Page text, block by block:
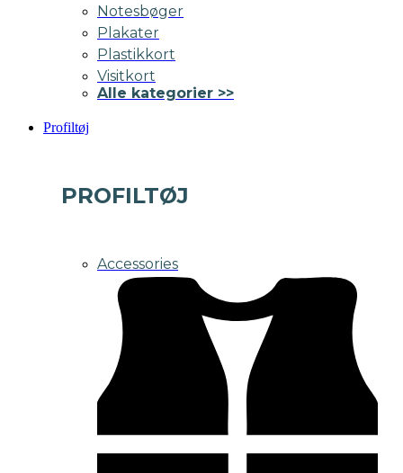
Notesbøger
Plakater
Plastikkort
Visitkort
Alle kategorier >>
Profiltøj
PROFILTØJ
Accessories